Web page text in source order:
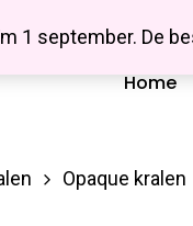
1 september. De
Home
Opaque kralen